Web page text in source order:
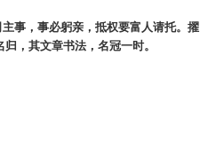
事，事必躬亲，抵权要富人请托。擢
，其文章书法，名冠一时。